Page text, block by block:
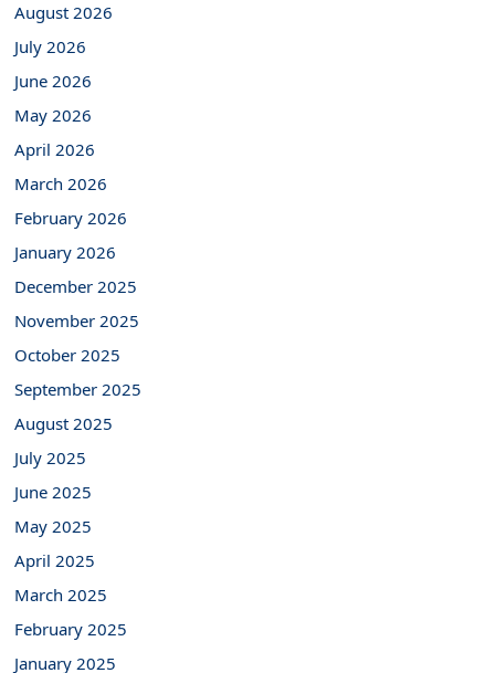
August 2026
July 2026
June 2026
May 2026
April 2026
March 2026
February 2026
January 2026
December 2025
November 2025
October 2025
September 2025
August 2025
July 2025
June 2025
May 2025
April 2025
March 2025
February 2025
January 2025